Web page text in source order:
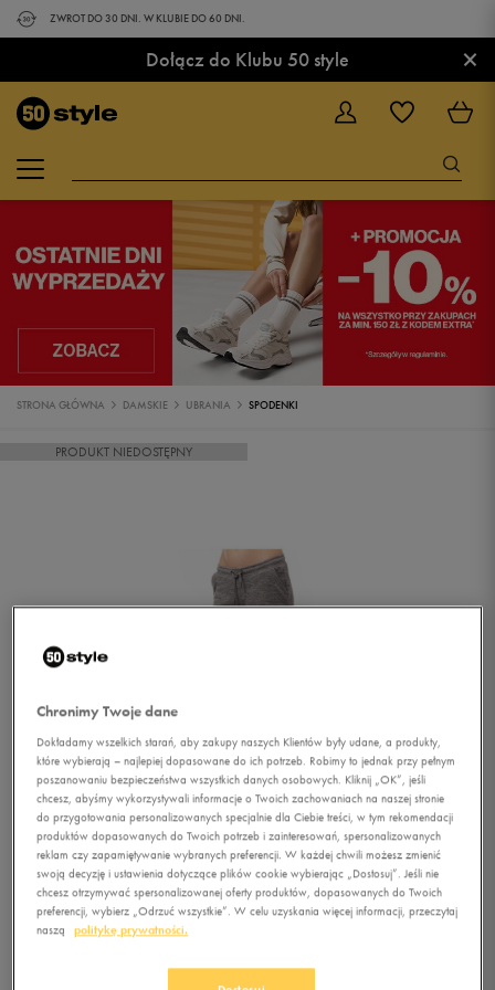
ZWROT DO 30 DNI. W KLUBIE DO 60 DNI.
Dołącz do Klubu 50 style ×
STRONA GŁÓWNA DAMSKIE UBRANIA SPODENKI
PRODUKT NIEDOSTĘPNY
1/4
Chronimy Twoje dane
Dokładamy wszelkich starań, aby zakupy naszych Klientów były udane, a produkty,
które wybierają – najlepiej dopasowane do ich potrzeb. Robimy to jednak przy pełnym
poszanowaniu bezpieczeństwa wszystkich danych osobowych. Kliknij „OK”, jeśli
chcesz, abyśmy wykorzystywali informacje o Twoich zachowaniach na naszej stronie
do przygotowania personalizowanych specjalnie dla Ciebie treści, w tym rekomendacji
produktów dopasowanych do Twoich potrzeb i zainteresowań, spersonalizowanych
reklam czy zapamiętywanie wybranych preferencji. W każdej chwili możesz zmienić
swoją decyzję i ustawienia dotyczące plików cookie wybierając „Dostosuj”. Jeśli nie
chcesz otrzymywać spersonalizowanej oferty produktów, dopasowanych do Twoich
preferencji, wybierz „Odrzuć wszystkie”. W celu uzyskania więcej informacji, przeczytaj
naszą
politykę prywatności.